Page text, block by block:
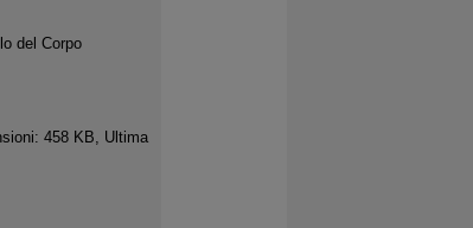
del Corpo
458 KB, Ultima